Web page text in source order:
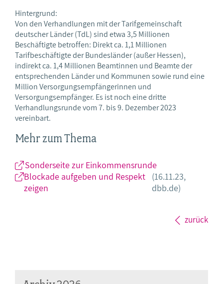
Hintergrund:
Von den Verhandlungen mit der Tarifgemeinschaft
deutscher Länder (TdL) sind etwa 3,5 Millionen
Beschäftigte betroffen: Direkt ca. 1,1 Millionen
Tarifbeschäftigte der Bundesländer (außer Hessen),
indirekt ca. 1,4 Millionen Beamtinnen und Beamte der
entsprechenden Länder und Kommunen sowie rund eine
Million Versorgungsempfängerinnen und
Versorgungsempfänger. Es ist noch eine dritte
Verhandlungsrunde vom 7. bis 9. Dezember 2023
vereinbart.
Mehr zum Thema
Sonderseite zur Einkommensrunde
Blockade aufgeben und Respekt
zeigen
(16.11.23,
dbb.de)
zurück